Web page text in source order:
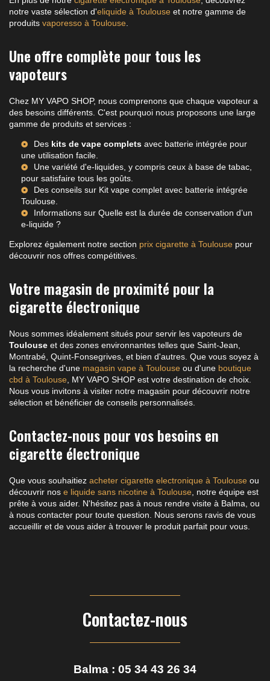
notre vaste sélection d'eliquide à Toulouse et notre gamme de
produits vaporesso à Toulouse
Une offre complète pour tous les
vapoteurs
Chez MY VAPO SHOP, nous comprenons que chaque vapoteur a
des besoins différents. C'est pourquoi nous proposons une large
gamme de produits et services :
Des kits de vape complets avec batterie intégrée pour
une utilisation facile.
Une variété d'e-liquides, y compris ceux à base de tabac,
pour satisfaire tous les goûts.
Des conseils sur Kit vape complet avec batterie intégrée
Toulouse
Informations sur Quelle est la durée de conservation d’un
e-liquide ?
Explorez également notre section prix cigarette à Toulouse pour
découvrir nos offres compétitives.
Votre magasin de proximité pour la
cigarette électronique
Nous sommes idéalement situés pour servir les vapoteurs de
Toulouse et des zones environnantes telles que Saint-Jean,
Montrabé, Quint-Fonsegrives, et bien d'autres. Que vous soyez à
la recherche d'une magasin vape à Toulouse ou d'une boutique
cbd à Toulouse , MY VAPO SHOP est votre destination de choix.
Nous vous invitons à visiter notre magasin pour découvrir notre
sélection et bénéficier de conseils personnalisés.
Contactez-nous pour vos besoins en
cigarette électronique
Que vous souhaitiez acheter cigarette electronique à Toulouse ou
découvrir nos e liquide sans nicotine à Toulouse , notre équipe est
prête à vous aider. N'hésitez pas à nous rendre visite à Balma, ou
à nous contacter pour toute question. Nous serons ravis de vous
accueillir et de vous aider à trouver le produit parfait pour vous.
Contactez-nous
Balma : 05 34 43 26 34